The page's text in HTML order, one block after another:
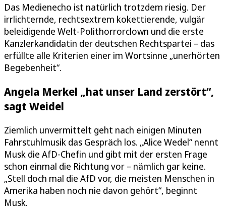
Das Medienecho ist natürlich trotzdem riesig. Der
irrlichternde, rechtsextrem kokettierende, vulgär
beleidigende Welt-Polithorrorclown und die erste
Kanzlerkandidatin der deutschen Rechtspartei – das
erfüllte alle Kriterien einer im Wortsinne „unerhörten
Begebenheit“.
Angela Merkel „hat unser Land zerstört“,
sagt Weidel
Ziemlich unvermittelt geht nach einigen Minuten
Fahrstuhlmusik das Gespräch los. „Alice Wedel“ nennt
Musk die AfD-Chefin und gibt mit der ersten Frage
schon einmal die Richtung vor – nämlich gar keine.
„Stell doch mal die AfD vor, die meisten Menschen in
Amerika haben noch nie davon gehört“, beginnt
Musk.